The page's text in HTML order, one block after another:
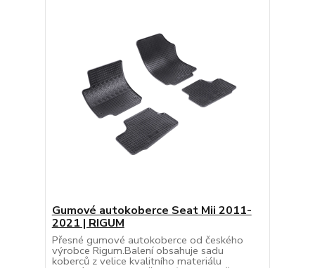
Gumové autokoberce Seat Mii 2011-
2021 | RIGUM
Přesné gumové autokoberce od českého
výrobce Rigum.Balení obsahuje sadu
koberců z velice kvalitního materiálu